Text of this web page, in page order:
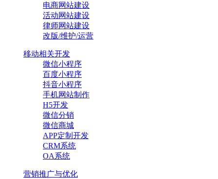
电商网站建设
活动网站建设
律师网站建设
改版/维护/运营
移动相关开发
微信小程序
百度小程序
抖音小程序
手机网站制作
H5开发
微信分销
微信商城
APP定制开发
CRM系统
OA系统
营销推广与优化